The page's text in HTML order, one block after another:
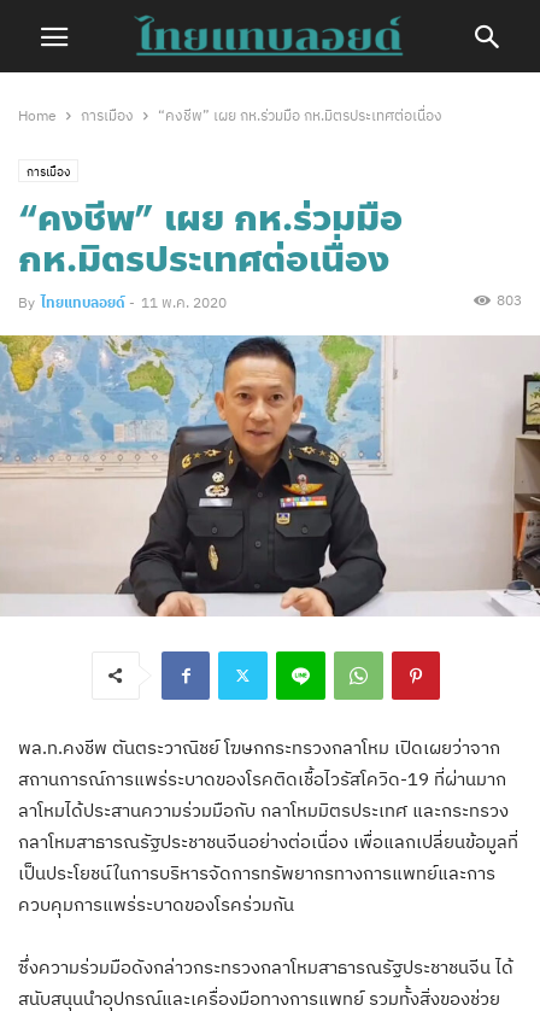
Home การเมือง “คงชีพ” เผย กห.ร่วมมือ กห.มิตรประเทศต่อเนื่อง
การเมือง
“คงชีพ” เผย กห.ร่วมมือ
กห.มิตรประเทศต่อเนื่อง
By ไทยแทบลอยด์ - 11 พ.ค. 2020 803
พล.ท.คงชีพ ตันตระวาณิชย์ โฆษกกระทรวงกลาโหม เปิดเผยว่าจาก
สถานการณ์การแพร่ระบาดของโรคติดเชื้อไวรัสโควิด-19 ที่ผ่านมาก
ลาโหมได้ประสานความร่วมมือกับ กลาโหมมิตรประเทศ และกระทรวง
กลาโหมสาธารณรัฐประชาชนจีนอย่างต่อเนื่อง เพื่อแลกเปลี่ยนข้อมูลที่
เป็นประโยชน์ในการบริหารจัดการทรัพยากรทางการแพทย์และการ
ควบคุมการแพร่ระบาดของโรคร่วมกัน
ซึ่งความร่วมมือดังกล่าวกระทรวงกลาโหมสาธารณรัฐประชาชนจีน ได้
สนับสนุนนำอุปกรณ์และเครื่องมือทางการแพทย์ รวมทั้งสิ่งของช่วย